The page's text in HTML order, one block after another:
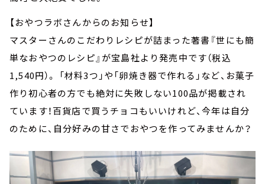
【おやつラボさんからのお知らせ】
マスターさんのこだわりレシピが詰まった著書『世にも簡
単なおやつのレシピ』が宝島社より発売中です（税込
1,540円）。 「材料3つ」や「卵焼き器で作れる」など、お菓子
作り初心者の方でも絶対に失敗しない100品が掲載され
ています！百貨店で買うチョコもいいけれど、今年は自分
のために、自分好みの甘さでおやつを作ってみませんか？